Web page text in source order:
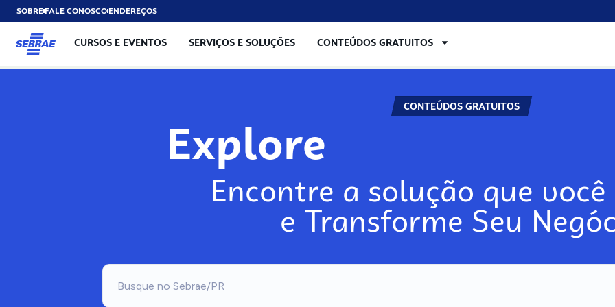
SOBREFALE CONOSCOENDEREÇOS
CURSOS E EVENTOS SERVIÇOS E SOLUÇÕES CONTEÚDOS GRATUITOS
CONTEÚDOS GRATUITOS
Explore
Encontre a solução que você
e Transforme Seu